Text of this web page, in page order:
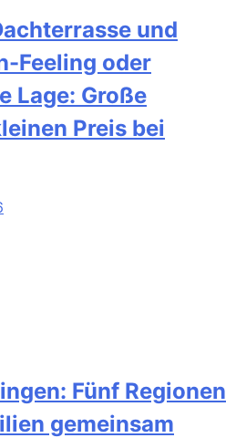
und
Feeling oder
Lage: Große
Preis bei
Fünf Regionen
gemeinsam